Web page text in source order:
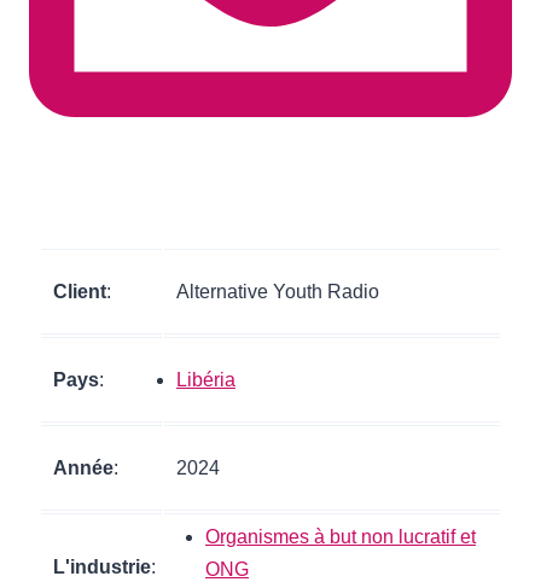
Client: Alternative Youth Radio
Pays: Libéria
Année: 2024
L'industrie:
Organismes à but non lucratif et
ONG